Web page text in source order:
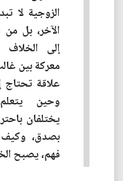
الزوجية لا
الآخر، بل
إلى
معركة بين
علاقة تحتاج
وحين
يختلفان
بصدق، وكيف
فهم، يصبح